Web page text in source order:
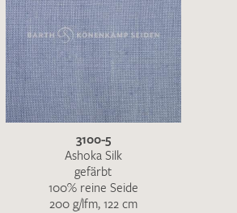
3100-5
Ashoka Silk
gefärbt
100% reine Seide
200 g/lfm, 122 cm